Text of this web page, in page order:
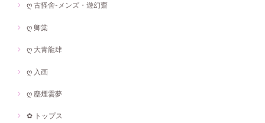
ღ 古怪舍-メンズ・遊幻齋
ღ 卿棠
ღ 大青龍肆
ღ 入画
ღ 塵煙雲夢
✿ トップス